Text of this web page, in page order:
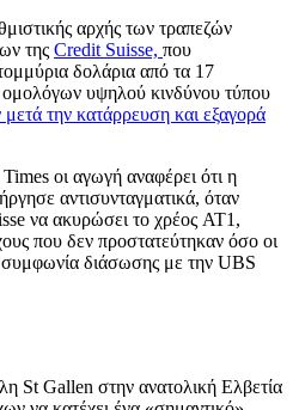
αρχής των τραπεζών
της Credit Suisse, που
δολάρια από τα 17
υψηλού κινδύνου τύπου
την κατάρρευση και εξαγορά
οι αγωγή αναφέρει ότι η
αντισυνταγματικά, όταν
να ακυρώσει το χρέος AT1,
που δεν προστατεύτηκαν όσο οι
συμφωνία διάσωσης με την UBS
St Gallen στην ανατολική Ελβετία